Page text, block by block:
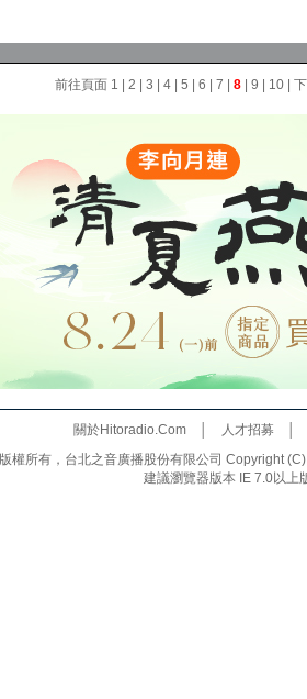
前往頁面 1 2 3 4| 5 6 7 8| 9 10|
關於Hitoradio.Com│ 人才招募
版權所有，台北之音廣播股份有限公司 Copyright
建議瀏覽器版本 IE 7.0以上